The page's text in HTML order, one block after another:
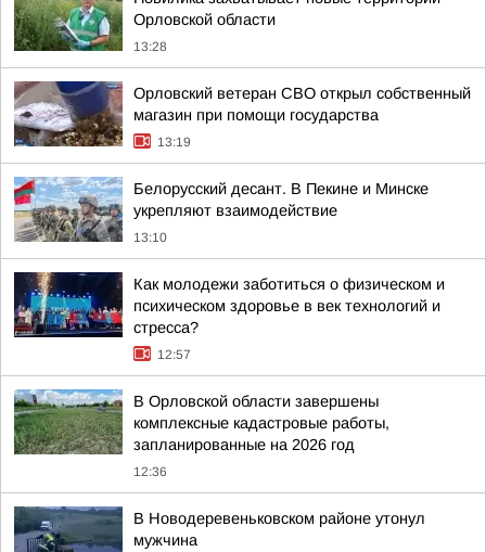
Орловской области
13:28
Орловский ветеран СВО открыл собственный
магазин при помощи государства
13:19
Белорусский десант. В Пекине и Минске
укрепляют взаимодействие
13:10
Как молодежи заботиться о физическом и
психическом здоровье в век технологий и
стресса?
12:57
В Орловской области завершены
комплексные кадастровые работы,
запланированные на 2026 год
12:36
В Новодеревеньковском районе утонул
мужчина